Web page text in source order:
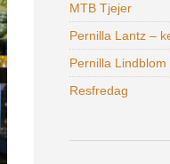
MTB Tjejer
Pernilla Lantz –
Pernilla Lindblom
Resfredag